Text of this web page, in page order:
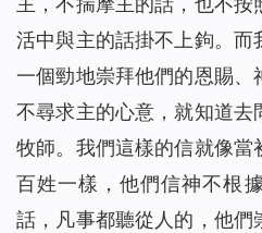
活中與主的話掛不上鉤。而
一個勁地崇拜他們的恩賜
不尋求主的心意，就知道去
牧師。我們這樣的信就像當
百姓一樣，他們信神不根
話，凡事都聽從人的，他們